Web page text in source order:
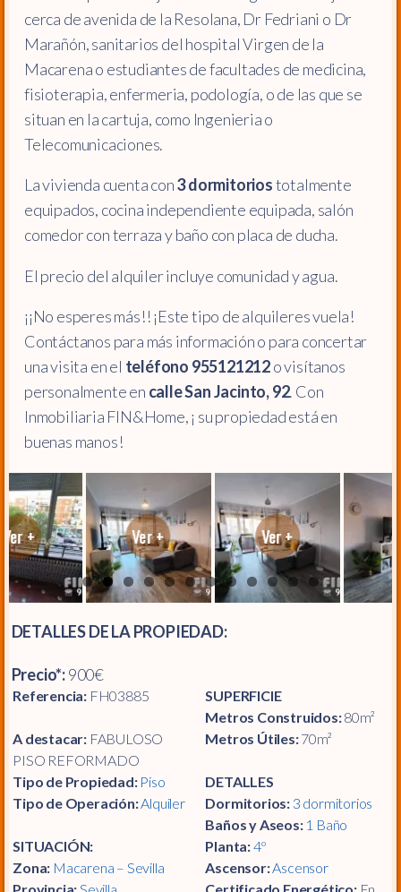
cerca de avenida de la Resolana, Dr Fedriani o Dr
Marañón, sanitarios del hospital Virgen de la
Macarena o estudiantes de facultades de medicina,
fisioterapia, enfermeria, podología, o de las que se
situan en la cartuja, como Ingenieria o
Telecomunicaciones.
La vivienda cuenta con3 dormitoriostotalmente
equipados, cocina independiente equipada, salón
comedor con terraza y baño con placa de ducha.
El precio del alquiler incluye comunidad y agua.
¡¡No esperes más!! ¡Este tipo de alquileres vuela!
Contáctanos para más información o para concertar
una visita en el teléfono 955121212o visítanos
personalmente en calle San Jacinto, 92. Con
Inmobiliaria FIN&Home, ¡ su propiedad está en
buenas manos!
DETALLES DE LA PROPIEDAD:
Precio*:900€
Referencia:FH03885
A destacar:FABULOSO
PISO REFORMADO
Tipo de Propiedad: Piso
Tipo de Operación:Alquiler
SITUACIÓN:
Zona: Macarena – Sevilla
SUPERFICIE
Metros Construidos:80m²
Metros Útiles:70m²
DETALLES
Dormitorios: 3 dormitorios
Baños y Aseos: 1 Baño
Planta:4º
Ascensor:Ascensor